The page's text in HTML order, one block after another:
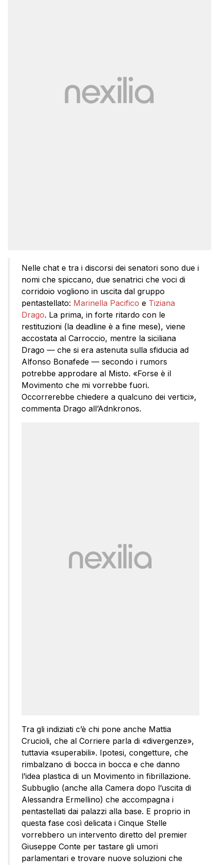
Nelle chat e tra i discorsi dei senatori sono due i
nomi che spiccano, due senatrici che voci di
corridoio vogliono in uscita dal gruppo
pentastellato: Marinella Pacifico e Tiziana
Drago. La prima, in forte ritardo con le
restituzioni (la deadline è a fine mese), viene
accostata al Carroccio, mentre la siciliana
Drago — che si era astenuta sulla sfiducia ad
Alfonso Bonafede — secondo i rumors
potrebbe approdare al Misto. «Forse è il
Movimento che mi vorrebbe fuori.
Occorrerebbe chiedere a qualcuno dei vertici»,
commenta Drago all’Adnkronos.
Tra gli indiziati c’è chi pone anche Mattia
Crucioli, che al Corriere parla di «divergenze»,
tuttavia «superabili». Ipotesi, congetture, che
rimbalzano di bocca in bocca e che danno
l’idea plastica di un Movimento in fibrillazione.
Subbuglio (anche alla Camera dopo l’uscita di
Alessandra Ermellino) che accompagna i
pentastellati dai palazzi alla base. E proprio in
questa fase così delicata i Cinque Stelle
vorrebbero un intervento diretto del premier
Giuseppe Conte per tastare gli umori
parlamentari e trovare nuove soluzioni che